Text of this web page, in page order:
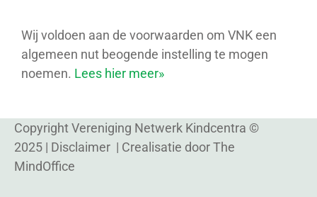
Wij voldoen aan de voorwaarden om VNK een
algemeen nut beogende instelling te mogen
noemen. Lees hier meer»
Copyright Vereniging Netwerk Kindcentra ©
2025 | Disclaimer | Crealisatie doorThe
MindOffice